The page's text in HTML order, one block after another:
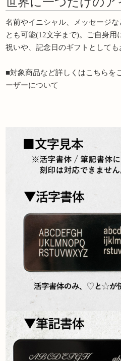
名前やイニシャル、メッセージ
とも可能(12文字まで)。ご自身用
祝いや、記念日のギフトとしても
■対象商品など詳しくはこちらを
ーザーについて